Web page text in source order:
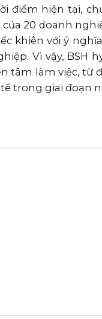
điểm hiện tại,
của 20 doanh
khiên với ý
Vì vậy, BSH
tâm làm việc, từ
trong giai đoạn